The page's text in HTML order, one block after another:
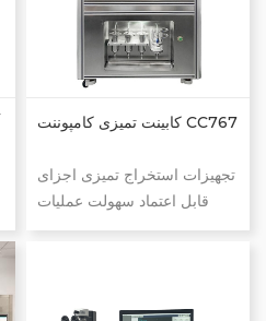
مقیاس کامل دمای ثابت کوره با
دمای بالا فناوری تشخیص
سیگنال مونوکسید کربن
فولاد، آهن، آلیاژ، ماسه هسته
استفاده می شود.
کابینت تمیزی کامپوننت CC767
تجهیزات استخراج تمیزی اجزای
قابل اعتماد سهولت عملیات
محیط استخراج کنترل شده
خطاهای انسانی کمتری دخیل